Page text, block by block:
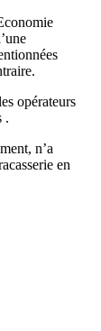
opérateurs
.
n’a
en